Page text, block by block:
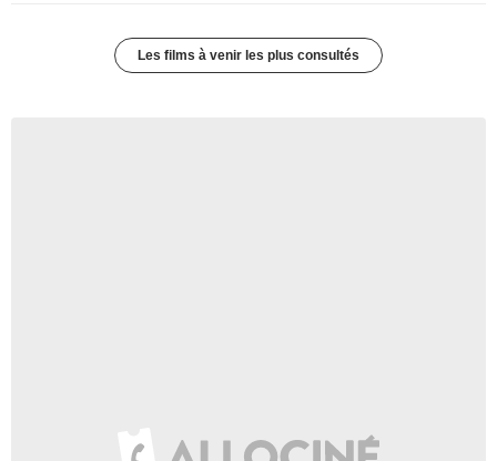
Les films à venir les plus consultés